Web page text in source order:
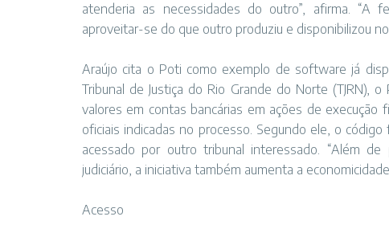
atenderia as necessidades do outro”, afirma. “A
aproveitar-se do que outro produziu e disponibilizou
Araújo cita o Poti como exemplo de software já
Tribunal de Justiça do Rio Grande do Norte (TJRN),
valores em contas bancárias em ações de
oficiais indicadas no processo. Segundo ele, o
acessado por outro tribunal interessado. “Além
judiciário, a iniciativa também aumenta a
Acesso